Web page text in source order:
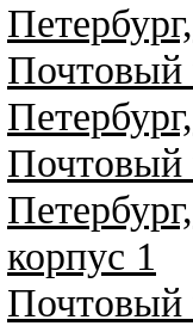
Почтовый
Почтовый
корпус 1
Почтовый